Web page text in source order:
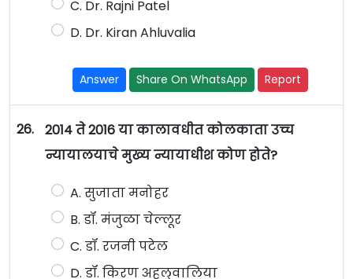
C. Dr. Rajni Patel
D. Dr. Kiran Ahluvalia
Answer Share On WhatsApp Report
26.
2014 ते 2016 या कालावधीत कोलकाता उच्च
न्यायालयाचे मुख्य न्यायाधीश कोण होते?
A. सुजाता मनोहर
B. डॉ. मंजुळा चेल्लूर
C. डॉ. रजनी पटेल
D. डॉ. किरण अहलुवालिया